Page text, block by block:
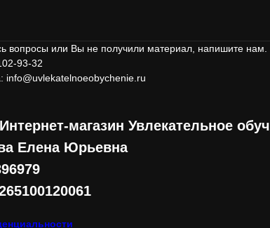
вопросы или Вы не получили материал, напишите нам.
93-32
info@uvlekatelnoeobychenie.ru
магазин Увлекательное
Елена Юрьевна